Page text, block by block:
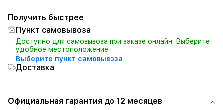
Получить быстрее
Пункт самовывоза
Доступно для самовывоза при заказе онлайн. Выберите
удобное местоположение.
Выберите пункт самовывоза
Доставка
Официальная гарантия до 12 месяцев